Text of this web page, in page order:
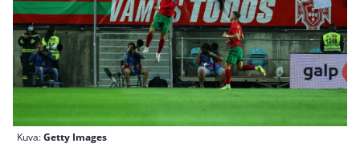
Kuva:Getty Images